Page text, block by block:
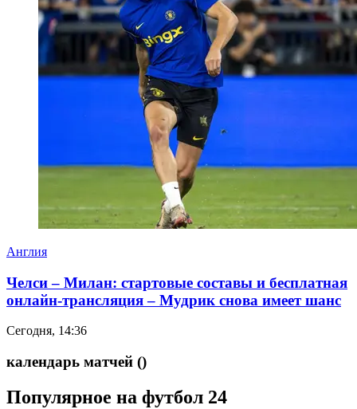
Англия
Челси – Милан: стартовые составы и бесплатная
онлайн-трансляция – Мудрик снова имеет шанс
Сегодня, 14:36
календарь матчей ()
Популярное на футбол 24